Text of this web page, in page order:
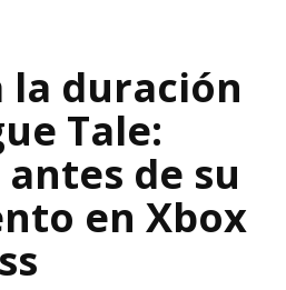
la duración
Tale:
de su
en Xbox